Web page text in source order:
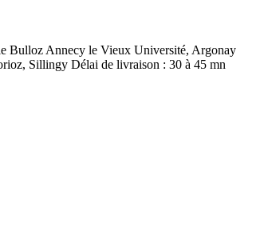
Bulloz Annecy le Vieux Université, Argonay
Sillingy Délai de livraison : 30 à 45 mn